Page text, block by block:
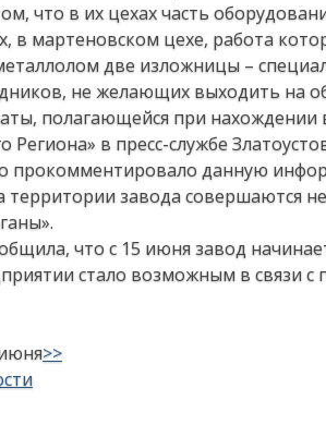
что в их цехах часть
в мартеновском цехе, работа
две изложницы –
не желающих выходить на
полагающейся при нахождении
в пресс-службе
прокомментировало данную
территории завода совершаются
что с 15 июня завод
стало возможным в связи
>>